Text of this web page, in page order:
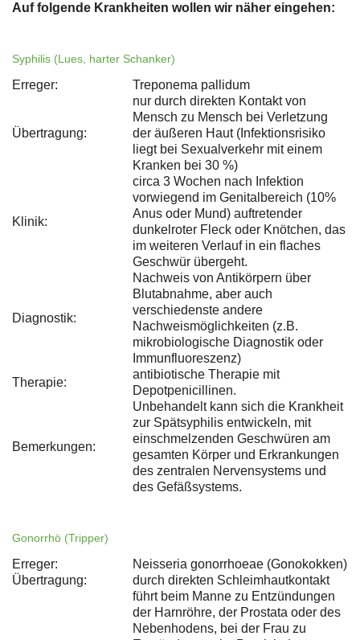
Auf folgende Krankheiten wollen wir näher eingehen:
Syphilis (Lues, harter Schanker)
Erreger: Treponema pallidum
Übertragung:
nur durch direkten Kontakt von
Mensch zu Mensch bei Verletzung
der äußeren Haut (Infektionsrisiko
liegt bei Sexualverkehr mit einem
Kranken bei 30 %)
Klinik:
circa 3 Wochen nach Infektion
vorwiegend im Genitalbereich (10%
Anus oder Mund) auftretender
dunkelroter Fleck oder Knötchen, das
im weiteren Verlauf in ein flaches
Geschwür übergeht.
Diagnostik:
Nachweis von Antikörpern über
Blutabnahme, aber auch
verschiedenste andere
Nachweismöglichkeiten (z.B.
mikrobiologische Diagnostik oder
Immunfluoreszenz)
Therapie:
antibiotische Therapie mit
Depotpenicillinen.
Bemerkungen:
Unbehandelt kann sich die Krankheit
zur Spätsyphilis entwickeln, mit
einschmelzenden Geschwüren am
gesamten Körper und Erkrankungen
des zentralen Nervensystems und
des Gefäßsystems.
Gonorrhö (Tripper)
Erreger:
Neisseria gonorrhoeae (Gonokokken)
Übertragung:
durch direkten Schleimhautkontakt
führt beim Manne zu Entzündungen
der Harnröhre, der Prostata oder des
Nebenhodens, bei der Frau zu